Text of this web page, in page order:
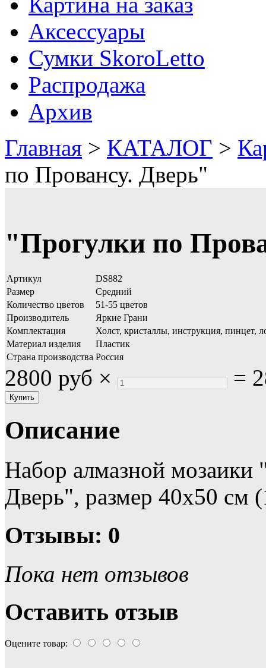
Аксессуары
Сумки SkoroLetto
Распродажа
Архив
Главная > КАТАЛОГ >
по Провансу. Дверь"
"Прогулки по
Артикул
DS882
Размер
Средний
Количество цветов
51-55 цветов
Производитель
Яркие Грани
Комплектация
Холст, кристаллы, инструкция, пинцет,
Материал изделия
Пластик
Страна производства Россия
2800 руб × =
Описание
Набор алмазной мозаики
Дверь", размер 40х50 см
Отзывы: 0
Пока нет отзывов
Оставить отзыв
Оцените товар: